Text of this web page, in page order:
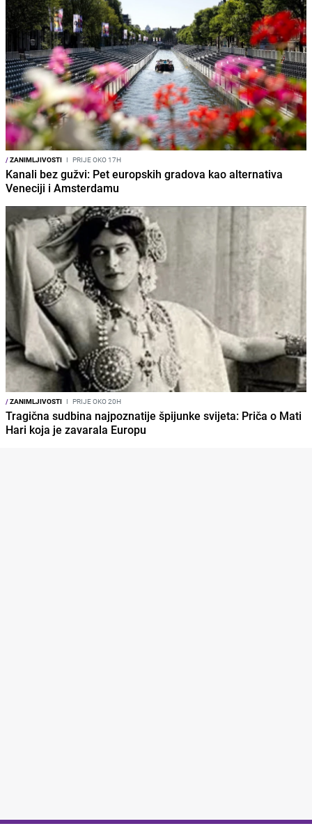
/ZANIMLJIVOSTI I PRIJE OKO 17H
Kanali bez gužvi: Pet europskih gradova kao alternativa
Veneciji i Amsterdamu
/ZANIMLJIVOSTI I PRIJE OKO 20H
Tragična sudbina najpoznatije špijunke svijeta: Priča o Mati
Hari koja je zavarala Europu